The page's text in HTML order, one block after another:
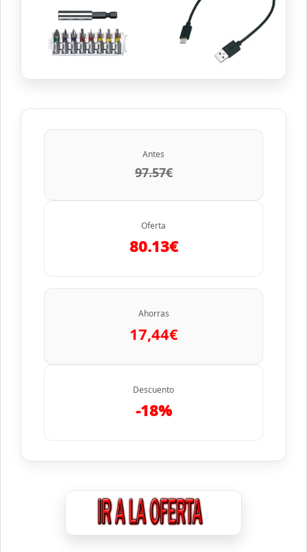
Antes
97.57€
Oferta
80.13€
Ahorras
17,44€
Descuento
-18%